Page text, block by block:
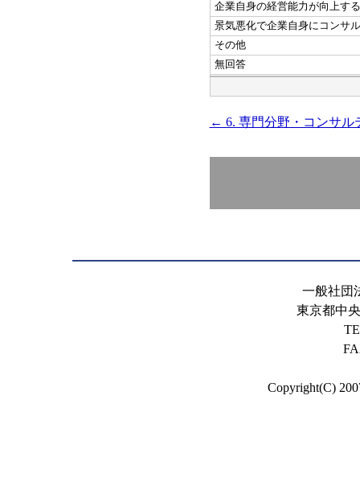
企業自身の経営能力が向上す
景気悪化で企業自身にコンサ
その他
無回答
← 6. 専門分野・コンサル
一般社団
東京都中
Copyright(C)